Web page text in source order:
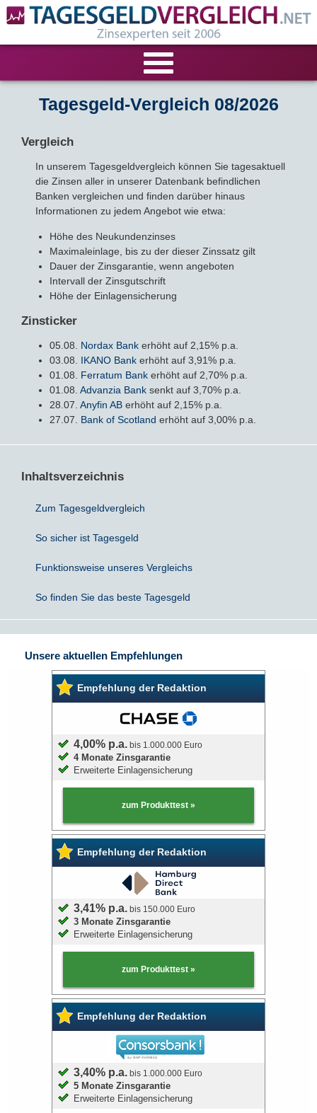
VERGLEICHE
Festgeld-Vergleich
Zinsvergleich
Tagesgeld mit Zinsgarantie
Nachhaltige Banken
Tagesgeldrechner
Festgeldrechner
LIVE-TESTS
Tagesgeld-Test
Festgeld-Test
Zinsbroker-Test
FIRMENANGEBOTE
Firmentagesgeld
Firmenfestgeld
ANLAGEALTERNATIVEN
Geldmarkt-ETFs
Sparbriefe
Kombigeld
Sparplan
Fremdwährungskonto
Crowdinvesting
P2P-Kredite
Bausparvertrag
RATGEBER
Downloads
Lexikon
Veröffentlichungen
Zinsradar
Statistiken
ALLGEMEINES
Impressum
Über uns
Tagesgeld-Vergleich 08/2026
Vergleich
In unserem Tagesgeldvergleich können Sie tagesaktuell
die Zinsen aller in unserer Datenbank befindlichen
Banken vergleichen und finden darüber hinaus
Informationen zu jedem Angebot wie etwa:
Höhe des Neukundenzinses
Maximaleinlage, bis zu der dieser Zinssatz gilt
Dauer der Zinsgarantie, wenn angeboten
Intervall der Zinsgutschrift
Höhe der Einlagensicherung
Zinsticker
05.08. Nordax Bank erhöht auf 2,15% p.a.
03.08. IKANO Bank erhöht auf 3,91% p.a.
01.08. Ferratum Bank erhöht auf 2,70% p.a.
01.08. Advanzia Bank senkt auf 3,70% p.a.
28.07. Anyfin AB erhöht auf 2,15% p.a.
27.07. Bank of Scotland erhöht auf 3,00% p.a.
Inhaltsverzeichnis
Zum Tagesgeldvergleich
So sicher ist Tagesgeld
Funktionsweise unseres Vergleichs
So finden Sie das beste Tagesgeld
Unsere aktuellen Empfehlungen
Empfehlung der Redaktion
4,00% p.a. bis 1.000.000 Euro
4 Monate Zinsgarantie
Erweiterte Einlagensicherung
zum Produkttest »
Empfehlung der Redaktion
3,41% p.a. bis 150.000 Euro
3 Monate Zinsgarantie
Erweiterte Einlagensicherung
zum Produkttest »
Empfehlung der Redaktion
3,40% p.a. bis 1.000.000 Euro
5 Monate Zinsgarantie
Erweiterte Einlagensicherung